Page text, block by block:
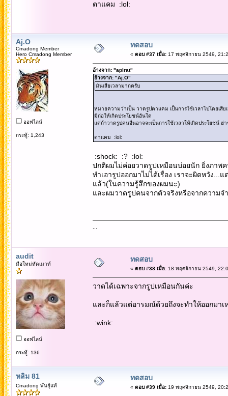
ตาแคม :lol:
Aj.O
Cmadong Member
Hero Cmadong Member
ออฟไลน์
กระทู้: 1,243
ทดสอบ
« ตอบ #37 เมื่อ:17 พฤศจิกายน 2549,
อ้างจาก: "apirat"
อ้างจาก: "Aj.O"
มันเสียเวลามากครับ
หมายความว่าเป็น วาดรูปตาแคม เป็นการใช้เวลาไปโดยเสีย
มิก่อให้เกิดประโยชน์อันใด
แต่ถ้าวาดรูปคนอื่นอาจจะเป็นการใช้เวลาให้เกิดประโยชน์ ฮ่า
ตาแคม :lol:
:shock: :? :lol:
ปกติผมไม่ค่อยวาดรูปเหมือนบ่อยนัก ยิ่งภาพ
ทำเอารูปออกมาไม่ได้เรื่อง เราจะผิดหวัง
แล้ว(ในความรู้สึกของผมนะ)
และผมวาดรูปคนจากตัวจริงหรือจากความ
audit
มือใหม่หัดเมาท์
ออฟไลน์
กระทู้: 136
ทดสอบ
« ตอบ #38 เมื่อ:18 พฤศจิกายน 2549,
วาดได้เฉพาะจากรูปเหมือนกันค่ะ
และก็แล้วแต่อารมณ์ด้วยถึงจะทำให้ออกมาเ
:wink:
หลิม 81
Cmadong พันธุ์แท้
ทดสอบ
« ตอบ #39 เมื่อ:19 พฤศจิกายน 2549,